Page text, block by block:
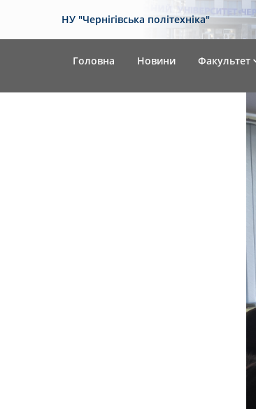
НУ "Чернігівська політехніка"
Головна Новини Факультет